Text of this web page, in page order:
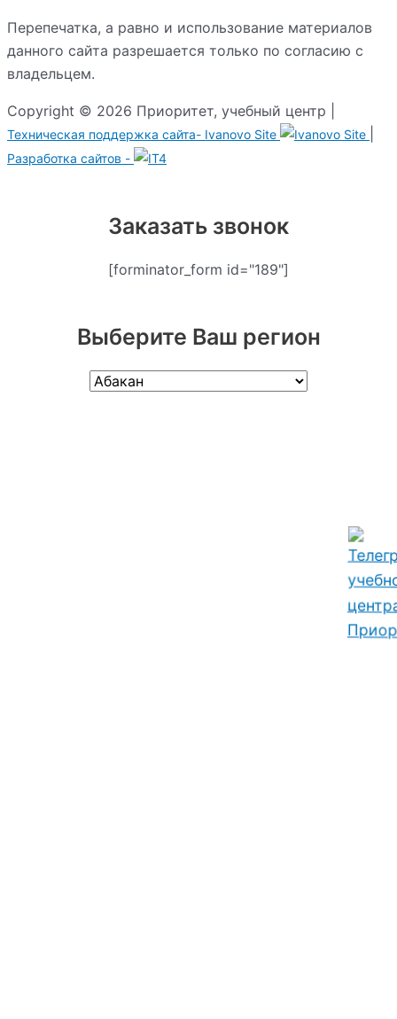
Перепечатка, а равно и использование материалов
данного сайта разрешается только по согласию с
владельцем.
Copyright © 2026 Приоритет, учебный центр |
Техническая поддержка сайта- Ivanovo Site
Разработка сайтов -
Заказать звонок
[forminator_form id="189"]
Выберите Ваш регион